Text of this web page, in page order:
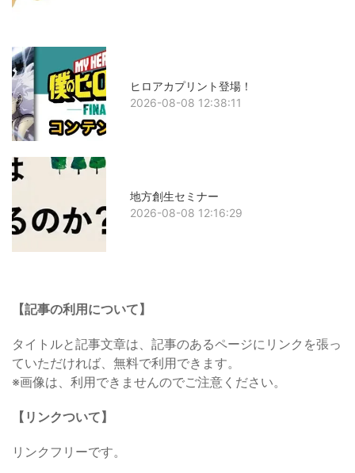
ヒロアカプリント登場！
2026-08-08 12:38:11
地方創生セミナー
2026-08-08 12:16:29
【記事の利用について】
タイトルと記事文章は、記事のあるページにリンクを張っ
ていただければ、無料で利用できます。
※画像は、利用できませんのでご注意ください。
【リンクついて】
リンクフリーです。